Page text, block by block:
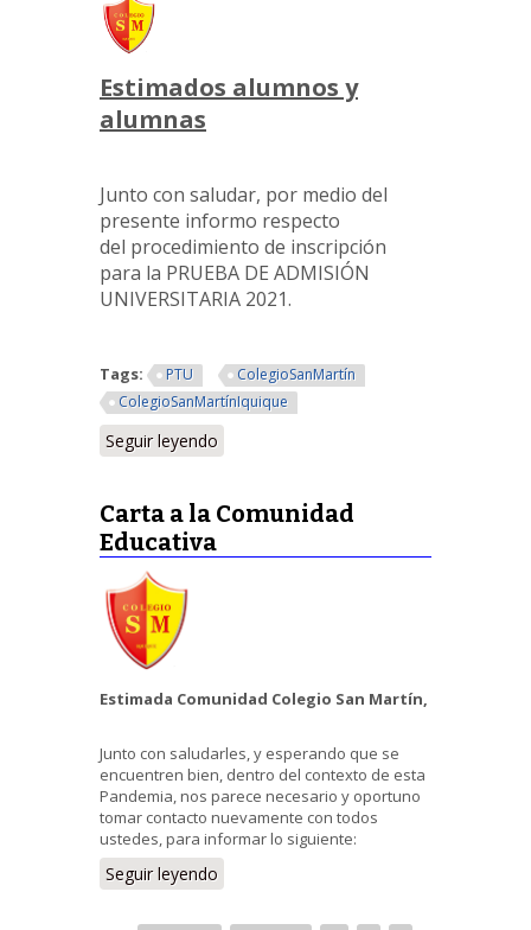
Estimados alumnos y
alumnas
Junto con saludar, por medio del
presente informo respecto
del procedimiento de inscripción
para la PRUEBA DE ADMISIÓN
UNIVERSITARIA 2021.
Tags: PTU
ColegioSanMartín
ColegioSanMartínIquique
Seguir leyendo
Carta a la Comunidad
Educativa
Estimada Comunidad Colegio San Martín,
Junto con saludarles, y esperando que se
encuentren bien, dentro del contexto de esta
Pandemia, nos parece necesario y oportuno
tomar contacto nuevamente con todos
ustedes, para informar lo siguiente:
Seguir leyendo